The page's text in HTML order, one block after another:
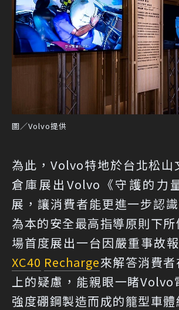
圖／Volvo提供
為此，Volvo特地於台北松山
倉庫展出Volvo《守護的力
展，讓消費者能更進一步認
為本的安全最高指導原則下
場首度展出一台因嚴重事故
XC40 Recharge來解答消費
上的疑慮，能親眼一睹Volvo
強度硼鋼製造而成的籠型車